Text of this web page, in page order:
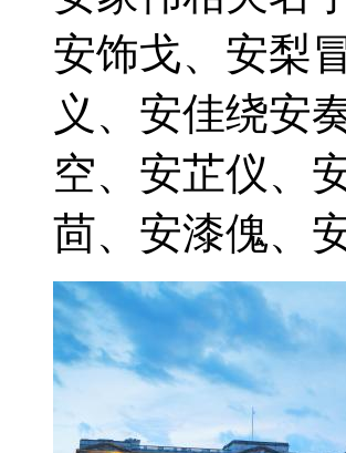
安饰戈、安梨
义、安佳绕安
空、安芷仪、
茴、安漆傀、